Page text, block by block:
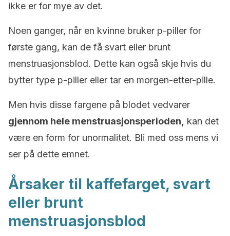
ikke er for mye av det.
Noen ganger, når en kvinne bruker p-piller for
første gang, kan de få svart eller brunt
menstruasjonsblod. Dette kan også skje hvis du
bytter type p-piller eller tar en morgen-etter-pille.
Men hvis disse fargene på blodet vedvarer
gjennom hele menstruasjonsperioden,
kan det
være en form for unormalitet. Bli med oss mens vi
ser på dette emnet.
Årsaker til kaffefarget, svart
eller brunt
menstruasjonsblod